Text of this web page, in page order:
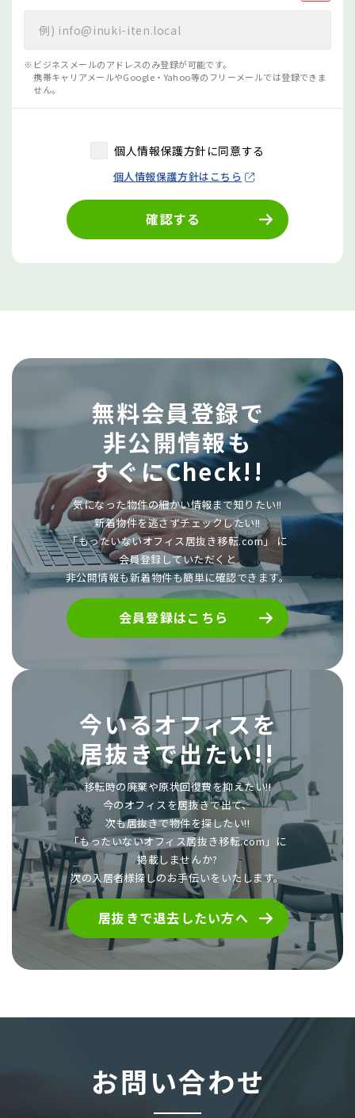
ビジネスメールのアドレスのみ登録が可能です。
携帯キャリアメールやGoogle・Yahoo等のフリーメールでは登録できま
せん。
個人情報保護方針に同意する
個人情報保護方針はこちら
確認する
無料会員登録で
非公開情報も
すぐにCheck!!
気になった物件の細かい情報まで知りたい!!
新着物件を逃さずチェックしたい!!
「もったいないオフィス居抜き移転.com」 に
会員登録していただくと
非公開情報も新着物件も簡単に確認できます。
会員登録はこちら
今いるオフィスを
居抜きで出たい!!
移転時の廃棄や原状回復費を抑えたい!!
今のオフィスを居抜きで出て、
次も居抜きで物件を探したい!!
「もったいないオフィス居抜き移転.com」に
掲載しませんか?
次の入居者様探しのお手伝いをいたします。
居抜きで退去したい方へ
お問い合わせ